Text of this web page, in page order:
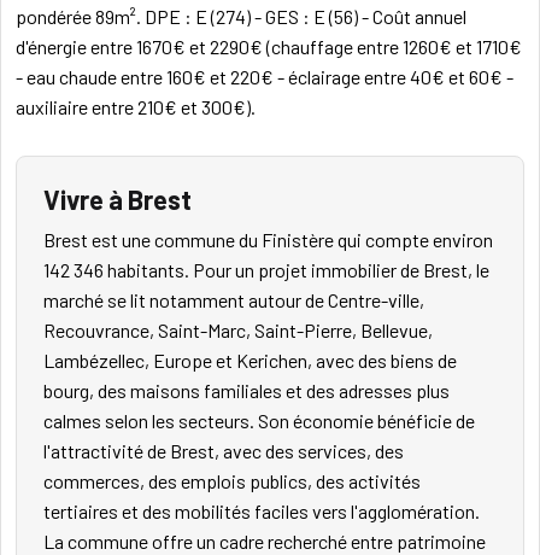
pondérée 89m². DPE : E (274) - GES : E (56) - Coût annuel
d'énergie entre 1670€ et 2290€ (chauffage entre 1260€ et 1710€
- eau chaude entre 160€ et 220€ - éclairage entre 40€ et 60€ -
auxiliaire entre 210€ et 300€).
Vivre à Brest
Brest est une commune du Finistère qui compte environ
142 346 habitants. Pour un projet immobilier de Brest, le
marché se lit notamment autour de Centre-ville,
Recouvrance, Saint-Marc, Saint-Pierre, Bellevue,
Lambézellec, Europe et Kerichen, avec des biens de
bourg, des maisons familiales et des adresses plus
calmes selon les secteurs. Son économie bénéficie de
l'attractivité de Brest, avec des services, des
commerces, des emplois publics, des activités
tertiaires et des mobilités faciles vers l'agglomération.
La commune offre un cadre recherché entre patrimoine